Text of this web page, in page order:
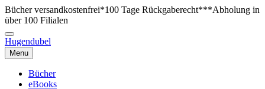
Bücher versandkostenfrei*100 Tage Rückgaberecht***Abholung in
über 100 Filialen
Hugendubel
Menu
Bücher
eBooks